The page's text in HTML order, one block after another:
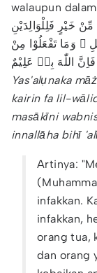
walaupun
خَيْرٍ فَلِلْوَالِدَيْنِ
وَمَا تَفْعَلُوْا مِنْ
اللّٰهَ بِهٖ عَلِيْمٌ
Yas'alụnaka
kairin fa lil-
masākīni
innallāha bihī
Artinya:
infakkan.
infakkan,
orang tua,
dan orang